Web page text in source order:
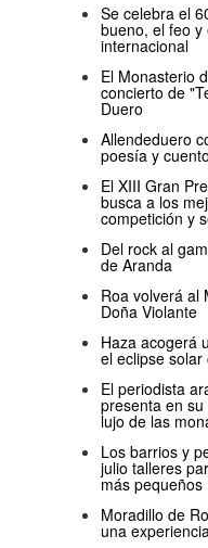
Se celebra el
bueno, el feo y
internacional
El Monasterio
concierto de
Duero
Allendeduero
poesía y cuento
El XIII Gran
busca a los
competición y
Del rock al
de Aranda
Roa volverá al
Doña Violante
Haza acogerá
el eclipse
El periodista
presenta en
lujo de las
Los barrios y
julio talleres
más pequeños
Moradillo de
una